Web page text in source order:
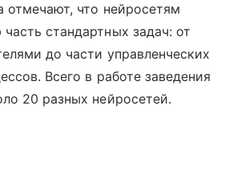
отмечают, что нейросетям
стандартных задач: от
до части управленческих
Всего в работе заведения
20 разных нейросетей.